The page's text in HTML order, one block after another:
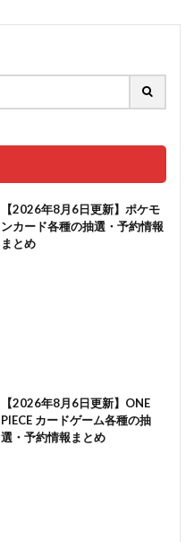
【2026年8月6日更新】ポケモ
ンカード各種の抽選・予約情報
まとめ
【2026年8月6日更新】ONE
PIECE カードゲーム各種の抽
選・予約情報まとめ